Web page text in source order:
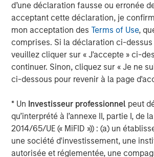
d’une déclaration fausse ou erronée
acceptant cette déclaration, je
mon acceptation desTerms of Use,
comprises. Si la déclaration ci-
veuillez cliquer sur « J'accepte » ci-
continuer. Sinon, cliquez sur « Je ne
ci-dessous pour revenir à la page
* Un Investisseur professionnel peut
qu’interprété à l’annexe II, partie I, de
2014/65/UE (« MiFID »)) : (a) un
une société d'investissement, une
autorisée et réglementée, une
Avid Larizadeh-Duggan, Senior
Head of TVG in EMEA:
More than 50 million small, non-road
engines are built each year – almost all
be replaced by battery systems which
lower total cost and create a far better
for the first time, by engineering
outperform the peak power of gas
renewable energy accessible to
We have seen that Instagrid’s